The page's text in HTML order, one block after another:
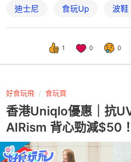
迪士尼 食玩Up 波鞋
1 0 0
好食玩飛 食玩買
香港Uniqlo優惠｜抗
AIRism 背心勁減$50！